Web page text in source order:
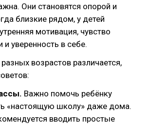
Они становятся опорой и
близкие рядом, у детей
мотивация, чувство
и уверенность в себе.
возрастов различается,
Важно помочь ребёнку
«настоящую школу» даже дома.
вводить простые